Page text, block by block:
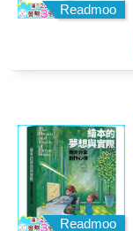
Readmoo
Readmoo